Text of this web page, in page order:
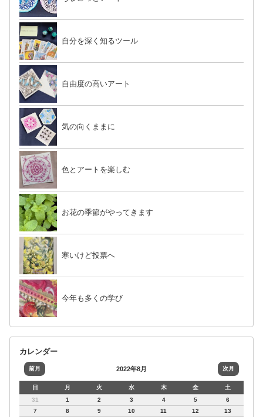
自分を深く知るツール
自由度の高いアート
気の向くままに
色とアートを楽しむ
お花の季節がやってきます
寒いけど投票へ
今年も多くの学び
カレンダー
前月 2022年8月 次月
日 月 火 水 木 金
土
31
1 2 3 4 5
6
7
8 9 10 11 12
13